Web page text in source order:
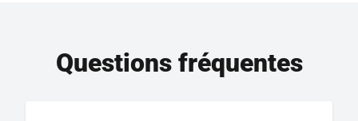
Questions fréquentes